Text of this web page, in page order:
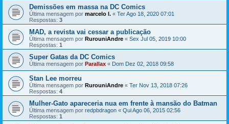
Demissões em massa na DC Comics
Última mensagem por marcelo l. « Ter Ago 18, 2020 07:01
Respostas: 3
MAD, a revista vai cessar a publicação
Última mensagem por RurouniAndre « Sex Jul 05, 2019 10:00
Respostas: 1
Super Gatas da DC Comics
Última mensagem por Parallax « Dom Dez 02, 2018 09:58
Stan Lee morreu
Última mensagem por RurouniAndre « Ter Nov 13, 2018 07:26
Respostas: 4
Mulher-Gato apareceria nua em frente à mansão do Batman
Última mensagem por redpbdragon « Qui Ago 06, 2015 02:56
Respostas: 1